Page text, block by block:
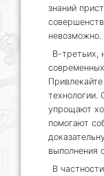
знаний
невозможно.
В-третьих,
технологии.
упрощают
помогают
выполнения
В